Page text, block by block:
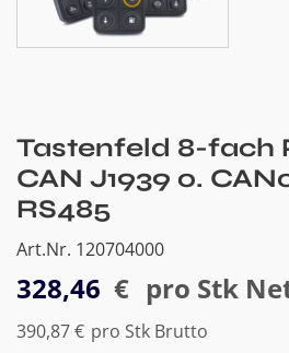
Tastenfeld 8-fach
CAN J1939 o.
RS485
Art.Nr. 120704000
328,46 € pro Stk
390,87 € pro Stk Brutto